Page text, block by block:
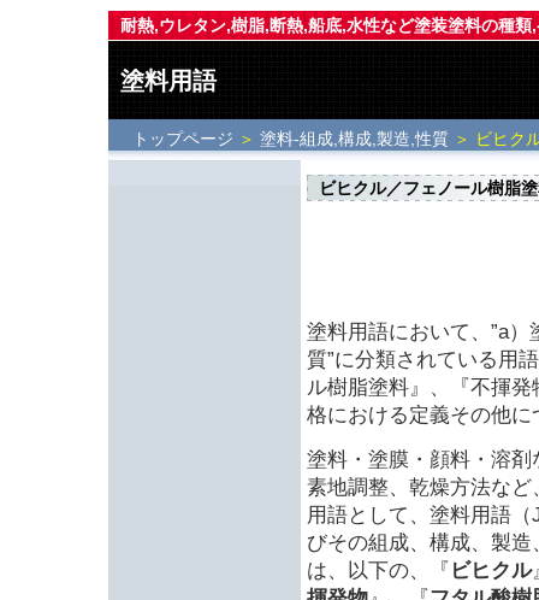
耐熱,ウレタン,樹脂,断熱,船底,水性など塗装塗料の種
塗料用語
トップページ ＞ 塗料-組成,構成,製造,性質 ＞ ビヒク
ビヒクル／フェノール樹脂
塗料用語において、”a
質”に分類されている用
ル樹脂塗料』、『不揮
格における定義その他に
塗料・塗膜・顔料・溶
素地調整、乾燥方法な
用語として、塗料用語（
びその組成、構成、製
は、以下の、『 ビヒクル